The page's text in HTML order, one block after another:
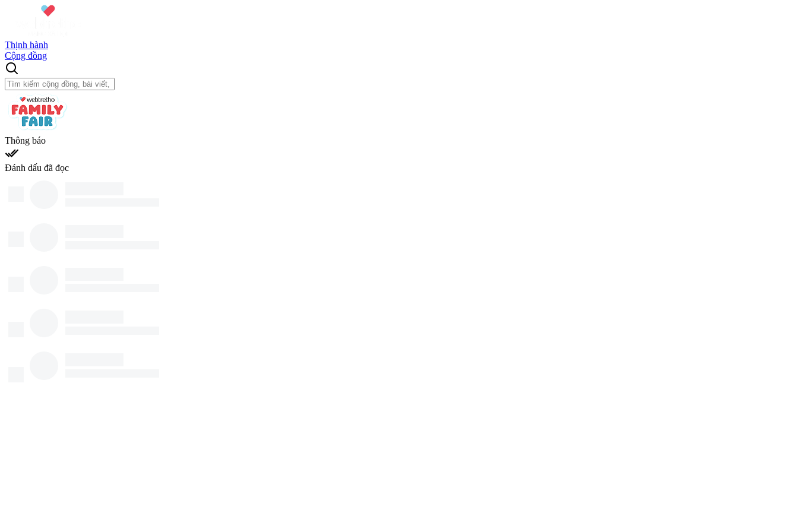
Thịnh hành
Cộng đồng
Thông báo
Đánh dấu đã đọc